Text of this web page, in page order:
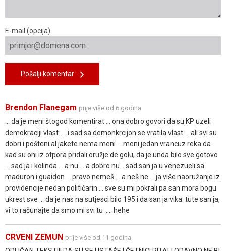
E-mail (opcija)
Pošalji komentar
Brendon Flanegam prije više od 6 godina
... da je meni štogod komentirat ... ona dobro govori da su KP uzeli
demokraciji vlast .... i sad sa demonkrcijon se vratila vlast ... ali svi su
dobri i pošteni al jakete nema meni ... meni jedan vrancuz reka da
kad su oni iz otpora pridali oružje de golu, da je unda bilo sve gotovo
... sad ja i kolinda ... a nu ... a dobro nu .. sad san ja u venezueli sa
maduron i guaidon ... pravo nemeš ... a neš ne ... ja više naoružanje iz
providencije nedan političarin ... sve su mi pokrali pa san mora bogu
ukrest sve ... da je nas na sutjesci bilo 195 i da san ja vika: tute san ja,
vi to računajte da smo mi svi tu ..... hehe
CRVENI ZEMUN prije više od 11 godina